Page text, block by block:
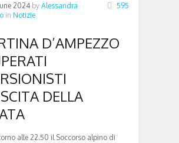
2024 by Alessandra
in Notizie
595
D’AMPEZZO
DELLA
alle 22.50 il Soccorso alpino di